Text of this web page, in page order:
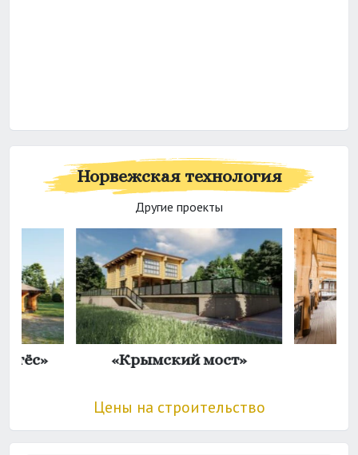
Норвежская технология
Другие проекты
«Крымский мост»
Цены на строительство